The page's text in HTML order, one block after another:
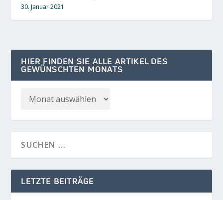
30. Januar 2021
HIER FINDEN SIE ALLE ARTIKEL DES
GEWÜNSCHTEN MONATS
LETZTE BEITRÄGE